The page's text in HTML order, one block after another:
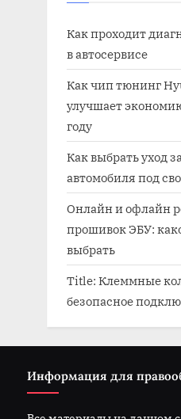
Как проходит
в автосервисе
Как чип тюнинг
улучшает
году
Как выбрать уход
автомобиля под
Онлайн и офлайн
прошивок ЭБУ:
выбрать
Title: Клеммные
безопасное
Информация для